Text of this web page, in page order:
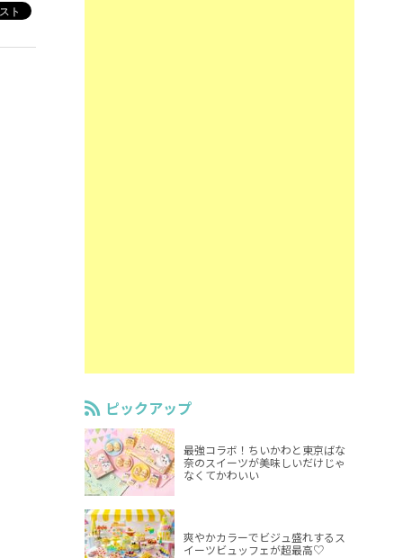
ピックアップ
最強コラボ！ちいかわと東京ばな
奈のスイーツが美味しいだけじゃ
なくてかわいい
爽やかカラーでビジュ盛れするス
イーツビュッフェが超最高♡